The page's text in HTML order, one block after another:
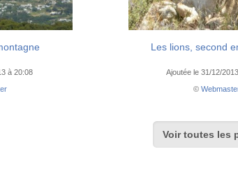
à 20:08
Les lions, second
Ajoutée le 31/12/
©
Voir toutes les